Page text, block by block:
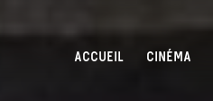
ACCUEIL CINÉMA